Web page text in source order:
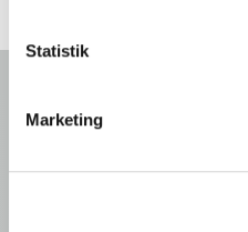
Statistik
Marketing